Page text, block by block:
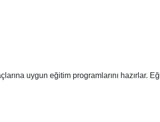
uygun eğitim programlarını hazırlar.